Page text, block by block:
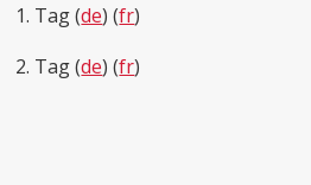
1. Tag (de) (fr)
2. Tag (de) (fr)